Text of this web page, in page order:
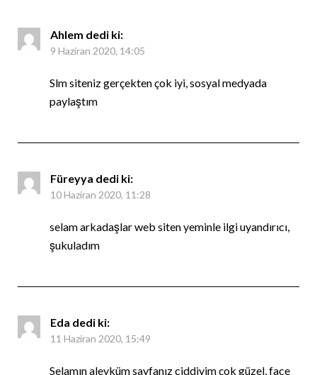
Ahlem dedi ki:
9 Haziran 2020, 14:05
Slm siteniz gerçekten çok iyi, sosyal medyada
paylaştım
Füreyya dedi ki:
10 Haziran 2020, 11:28
selam arkadaşlar web siten yeminle ilgi uyandırıcı,
şukuladım
Eda dedi ki:
11 Haziran 2020, 15:49
Selamın aleyküm sayfanız ciddiyim çok güzel, face